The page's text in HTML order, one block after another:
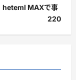
heteml MAXで事
220